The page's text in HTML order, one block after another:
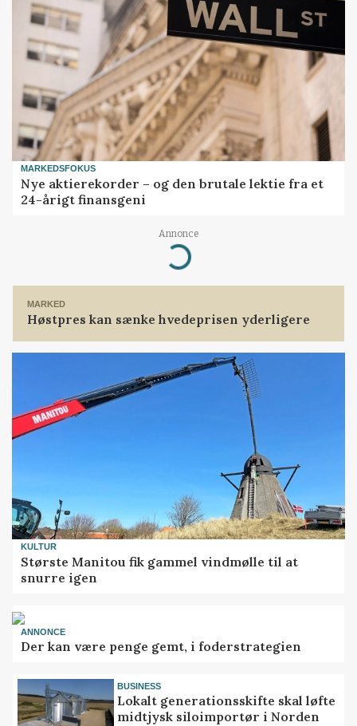
MARKEDSFOKUS
Nye aktierekorder – og den brutale lektie fra et
24-årigt finansgeni
Annonce
Loading...
MARKED
Høstpres kan sænke hvedeprisen yderligere
KULTUR
Største Manitou fik gammel vindmølle til at
snurre igen
ANNONCE
Der kan være penge gemt, i foderstrategien
BUSINESS
Lokalt generationsskifte skal løfte
midtjysk siloimportør i Norden